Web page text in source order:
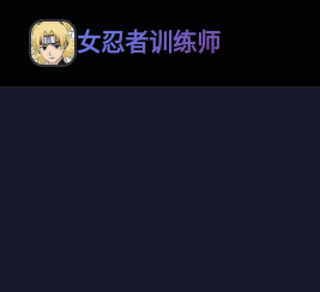
女忍者训练师